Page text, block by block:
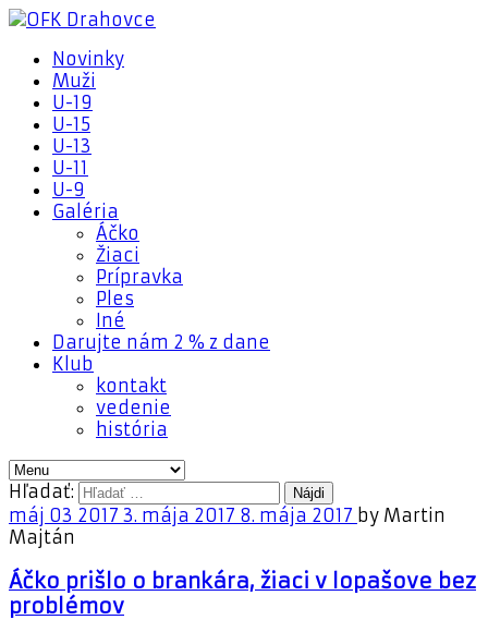
Novinky
Muži
U-19
U-15
U-13
U-11
U-9
Galéria
Áčko
Žiaci
Prípravka
Ples
Iné
Darujte nám 2 % z dane
Klub
kontakt
vedenie
história
Hľadať:
máj 03 2017 3. mája 2017 8. mája 2017 by Martin
Majtán
Áčko prišlo o brankára, žiaci v lopašove bez
problémov